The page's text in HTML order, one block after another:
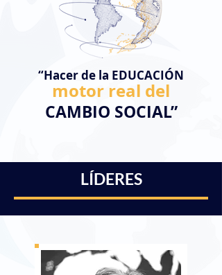
“Hacer de la EDUCACIÓN
motor real del
CAMBIO SOCIAL”
LÍDERES